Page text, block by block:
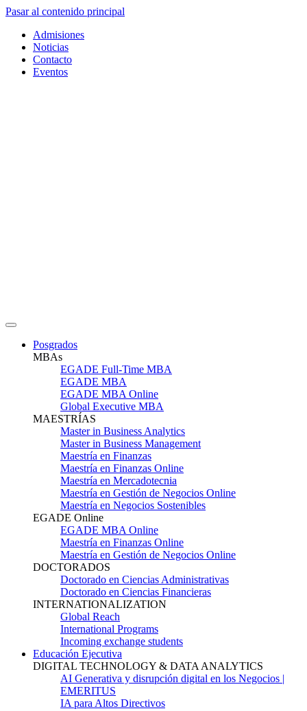
Pasar al contenido principal
Admisiones
Noticias
Contacto
Eventos
Posgrados
MBAs
EGADE Full-Time MBA
EGADE MBA
EGADE MBA Online
Global Executive MBA
MAESTRÍAS
Master in Business Analytics
Master in Business Management
Maestría en Finanzas
Maestría en Finanzas Online
Maestría en Mercadotecnia
Maestría en Gestión de Negocios Online
Maestría en Negocios Sostenibles
EGADE Online
EGADE MBA Online
Maestría en Finanzas Online
Maestría en Gestión de Negocios Online
DOCTORADOS
Doctorado en Ciencias Administrativas
Doctorado en Ciencias Financieras
INTERNATIONALIZATION
Global Reach
International Programs
Incoming exchange students
Educación Ejecutiva
DIGITAL TECHNOLOGY & DATA ANALYTICS
AI Generativa y disrupción digital en los Negocios |
EMERITUS
IA para Altos Directivos